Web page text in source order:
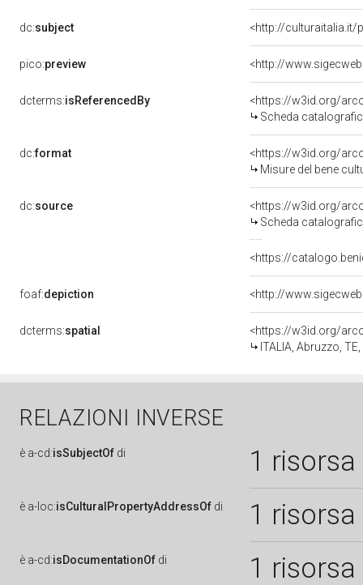
dc:subject <http://culturaitalia.it/
pico:preview <http://
dcterms:isReferencedBy
<https://w3id.org/
Scheda
dc:format
<https://w3id.org/
Misure del bene
dc:source
<https://w3id.org/
Scheda
<https://
foaf:depiction <http://
dcterms:spatial
<https://w3id.org/
ITALIA, Abruzzo,
RELAZIONI INVERSE
è a-cd:isSubjectOf di 1 risorsa
è a-loc:isCulturalPropertyAddressOf di 1 risorsa
è a-cd:isDocumentationOf di 1 risorsa